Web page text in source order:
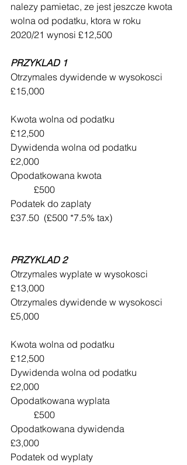
nalezy pamietac, ze jest jeszcze kwota
wolna od podatku, ktora w roku
2020/21 wynosi £12,500
PRZYKLAD 1
Otrzymales dywidende w wysokosci
£15,000
Kwota wolna od podatku
£12,500
Dywidenda wolna od podatku
£2,000
Opodatkowana kwota
	£500
Podatek do zaplaty
£37.50  (£500 *7.5% tax)
PRZYKLAD 2
Otrzymales wyplate w wysokosci
£13,000
Otrzymales dywidende w wysokosci
£5,000
Kwota wolna od podatku
£12,500
Dywidenda wolna od podatku
£2,000
Opodatkowana wyplata
	£500
Opodatkowana dywidenda
£3,000
Podatek od wyplaty